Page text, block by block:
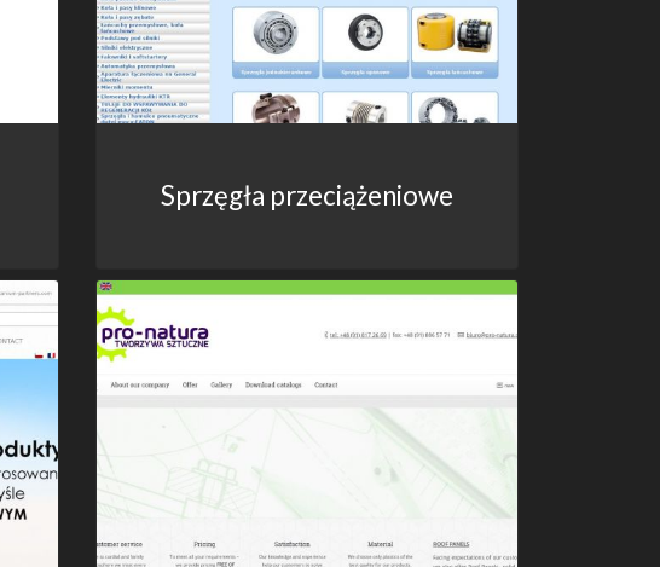
Sprzęgła przeciążeniowe